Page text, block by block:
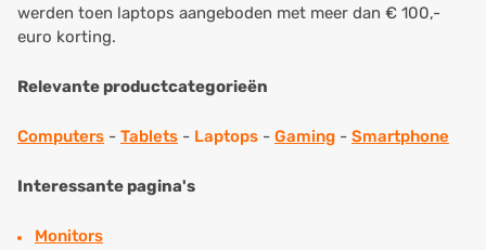
werden toen laptops aangeboden met meer dan € 100,-
euro korting.
Relevante productcategorieën
Computers - Tablets - Laptops - Gaming - Smartphone
Interessante pagina's
Monitors